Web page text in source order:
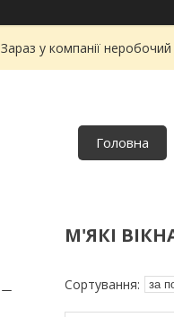
Зараз у компанії
Головна
М'ЯКІ